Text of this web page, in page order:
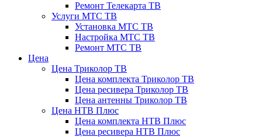
Ремонт Телекарта ТВ
Услуги МТС ТВ
Установка МТС ТВ
Настройка МТС ТВ
Ремонт МТС ТВ
Цена
Цена Триколор ТВ
Цена комплекта Триколор ТВ
Цена ресивера Триколор ТВ
Цена антенны Триколор ТВ
Цена НТВ Плюс
Цена комплекта НТВ Плюс
Цена ресивера НТВ Плюс